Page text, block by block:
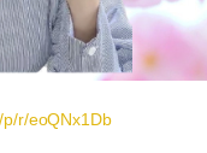
r/eoQNx1Db